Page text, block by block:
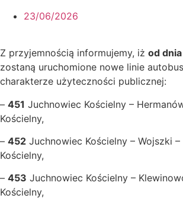
23/06/2026
Z przyjemnością informujemy, iż od
zostaną uruchomione nowe linie
charakterze użyteczności publicznej:
– 451 Juchnowiec Kościelny –
Kościelny,
– 452 Juchnowiec Kościelny – Wojszki
Kościelny,
– 453 Juchnowiec Kościelny –
Kościelny,